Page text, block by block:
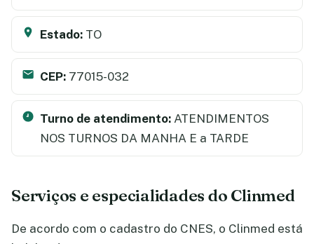
Estado: TO
CEP: 77015-032
Turno de atendimento: ATENDIMENTOS
NOS TURNOS DA MANHA E a TARDE
Serviços e especialidades do Clinmed
De acordo com o cadastro do CNES, o Clinmed está